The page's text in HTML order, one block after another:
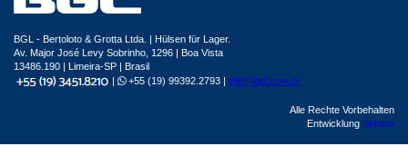
BGL - Bertoloto & Grotta Ltda. | Hülsen für Lager.
Av. Major José Levy Sobrinho, 1296 | Boa Vista
13486.190 | Limeira-SP | Brasil
|
+55 (19) 99392.2793 | info@bgl.com.br
Alle Rechte Vorbehalten
Entwicklung Sphera